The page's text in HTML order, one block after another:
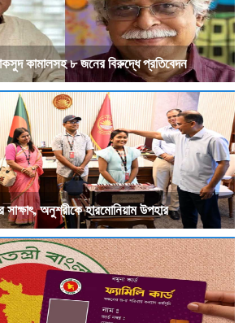
কামালসহ ৮ জনের বিরুদ্ধে প্রতিবেদন
সাক্ষাৎ, অনুশ্রীকে হারমোনিয়াম উপহার